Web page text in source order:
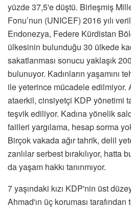
yüzde 37,5'e düştü. Birleşmiş
Fonu’nun (UNICEF) 2016 yılı
Endonezya, Federe Kürdistan
ülkesinin bulunduğu 30 ülkede
sakatlanması sonucu yaklaşık
bulunuyor. Kadınların yaşamını
ile yeterince mücadele edilmiyor.
ataerkil, cinsiyetçi KDP yönetimi
teşvik ediliyor. Kadına yönelik
failleri yargılama, hesap sorma
Birçok vakada ağır tahrik, delil
zanlılar serbest bırakılıyor, hatta
da yaşam hakkı tanınmıyor.
7 yaşındaki kızı KDP'nin üst
Ahmad'ın üç koruması tarafından